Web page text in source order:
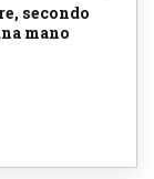
secondo
mano